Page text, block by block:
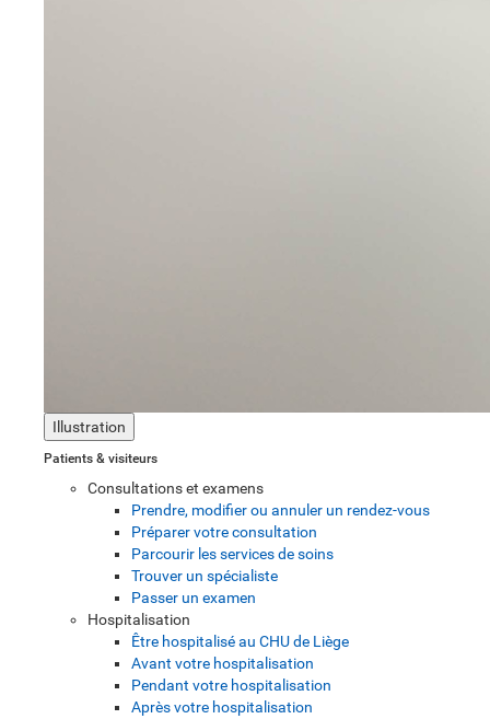
Illustration
Patients & visiteurs
Consultations et examens
Prendre, modifier ou annuler un rendez-vous
Préparer votre consultation
Parcourir les services de soins
Trouver un spécialiste
Passer un examen
Hospitalisation
Être hospitalisé au CHU de Liège
Avant votre hospitalisation
Pendant votre hospitalisation
Après votre hospitalisation